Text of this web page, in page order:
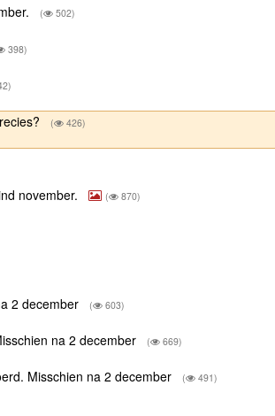
( 502)
398)
( 426)
november. ( 870)
2 december ( 603)
na 2 december ( 669)
Misschien na 2 december ( 491)